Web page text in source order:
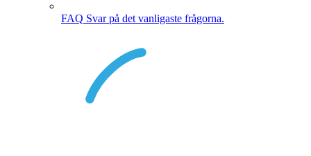
FAQ Svar på det vanligaste frågorna.